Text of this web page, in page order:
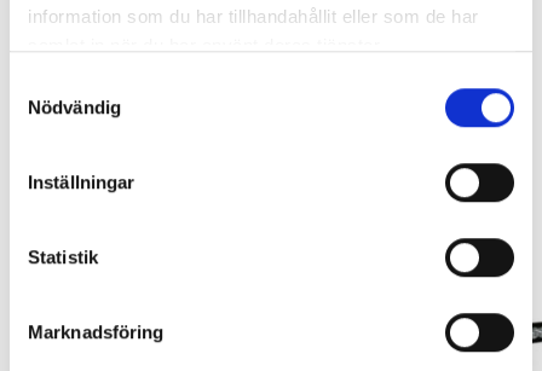
information som du har tillhandahållit eller som de har
Nödvändig
Inställningar
Statistik
Marknadsföring
Artikelnr:DO0161
Lägg i varukorg
Artikelnr:RA0365
651kr
Välj alternativ
avsedda för referens, den faktiska produkten kan skilja sig.
Relaterade produkter